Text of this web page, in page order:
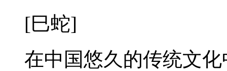
[巳蛇]
在中国悠久的传统文